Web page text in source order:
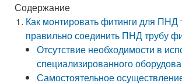
Содержание
Как монтировать фитинги для ПНД
правильно соединить ПНД трубу
Отсутствие необходимости в
специализированного
Самостоятельное